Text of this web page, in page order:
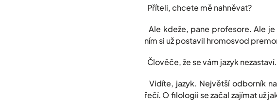
Příteli, chcete mě nahněvat?
Ale kdeže, pane profesore. Ale
ním si už postavil hromosvod
Člověče, že se vám jazyk nezastaví.
Vidíte, jazyk. Největší odborník
řečí. O filologii se začal zajímat už